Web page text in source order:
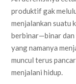
produktif gak
menjalankan suatu
berbinar—binar dan
yang namanya
muncul terus
menjalani hidup.